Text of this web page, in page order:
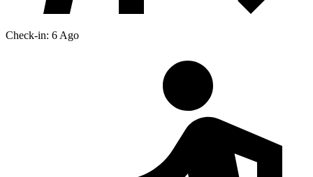
Check-in: 6 Ago